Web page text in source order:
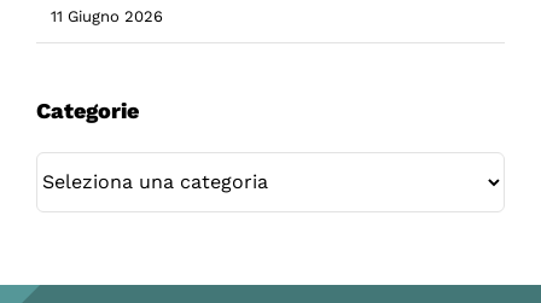
11 Giugno 2026
Categorie